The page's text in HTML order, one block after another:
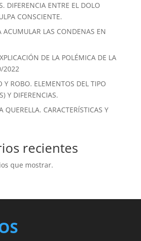
DIFERENCIA ENTRE EL DOLO
CONSCIENTE.
ACUMULAR LAS CONDENAS EN
DE LA POLÉMICA DE LA
2022
Y ROBO. ELEMENTOS DEL TIPO
Y DIFERENCIAS.
QUERELLA. CARACTERÍSTICAS Y
recientes
que mostrar.